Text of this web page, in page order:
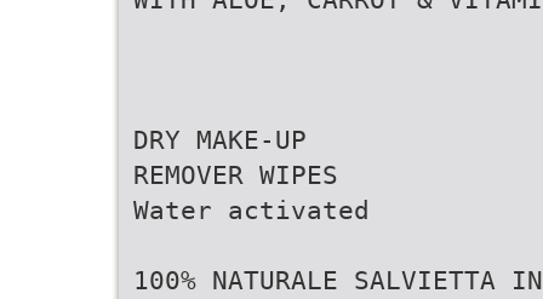
DRY MAKE-UP
REMOVER WIPES
Water activated
100% NATURALE SALVIETTA IN